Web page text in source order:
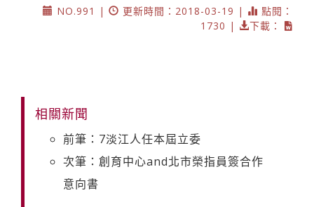
NO.991 |
更新時間：2018-03-19 |
點閱：
1730 |
下載：
相關新聞
前筆：7淡江人任本屆立委
次筆：創育中心and北市榮指員簽合作
意向書